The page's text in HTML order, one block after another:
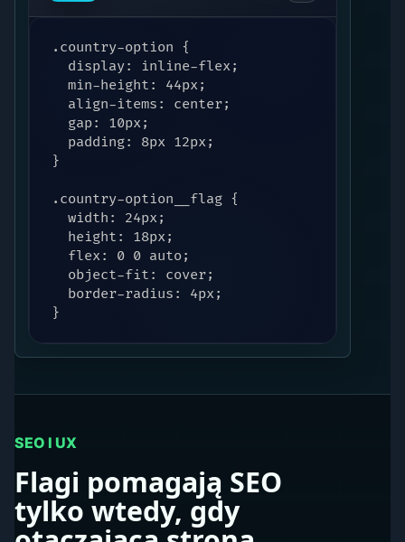
.country-option {
  display: inline-flex;
  min-height: 44px;
  align-items: center;
  gap: 10px;
  padding: 8px 12px;
}
.country-option__flag {
  width: 24px;
  height: 18px;
  flex: 0 0 auto;
  object-fit: cover;
  border-radius: 4px;
}
SEO I UX
Flagi pomagają SEO
tylko wtedy, gdy